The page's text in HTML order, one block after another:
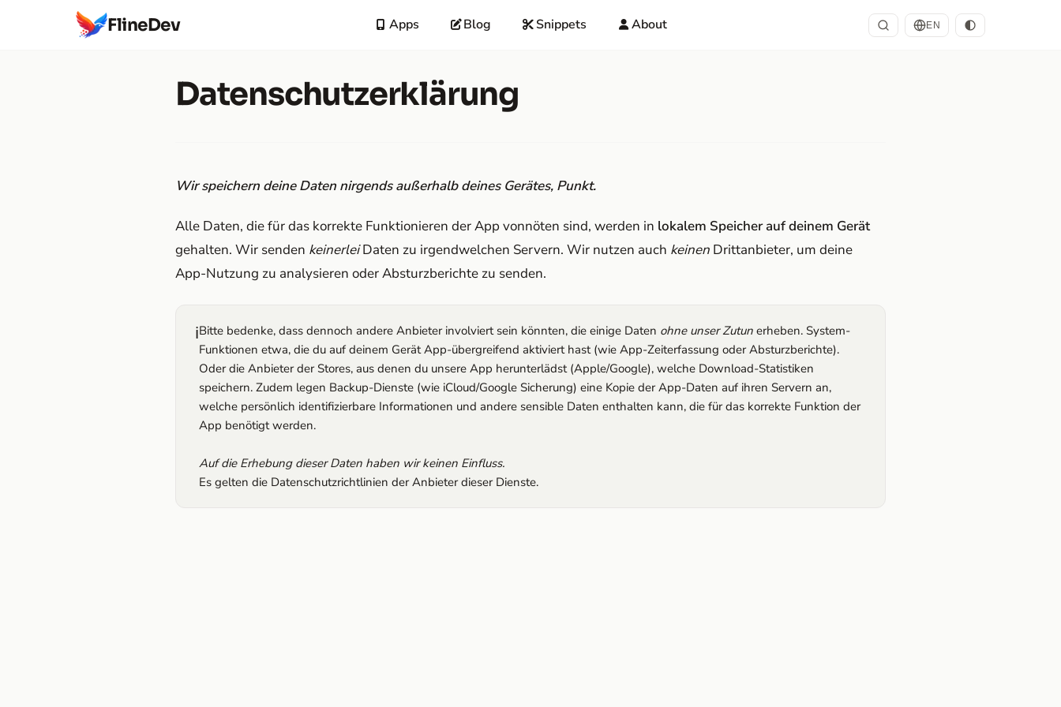
FlineDev Apps Blog Snippets About EN
Datenschutzerklärung
Wir speichern deine Daten nirgends außerhalb deines Gerätes, Punkt.
Alle Daten, die für das korrekte Funktionieren der App vonnöten sind, werden in lokalem Speicher auf deinem Gerät
gehalten. Wir senden keinerleiDaten zu irgendwelchen Servern. Wir nutzen auch keinen Drittanbieter, um deine
App-Nutzung zu analysieren oder Absturzberichte zu senden.
ℹ️Bitte bedenke, dass dennoch andere Anbieter involviert sein könnten, die einige Daten ohne unser Zutun erheben. System-
Funktionen etwa, die du auf deinem Gerät App-übergreifend aktiviert hast (wie App-Zeiterfassung oder Absturzberichte).
Oder die Anbieter der Stores, aus denen du unsere App herunterlädst (Apple/Google), welche Download-Statistiken
speichern. Zudem legen Backup-Dienste (wie iCloud/Google Sicherung) eine Kopie der App-Daten auf ihren Servern an,
welche persönlich identifizierbare Informationen und andere sensible Daten enthalten kann, die für das korrekte Funktion der
App benötigt werden.
Auf die Erhebung dieser Daten haben wir keinen Einfluss.
Es gelten die Datenschutzrichtlinien der Anbieter dieser Dienste.